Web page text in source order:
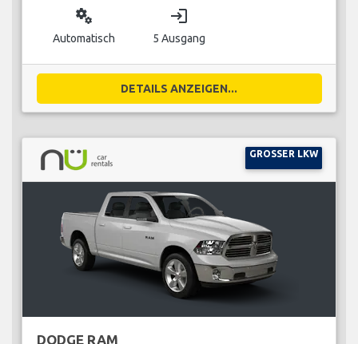
miscellaneous_services
Automatisch
login
5 Ausgang
DETAILS ANZEIGEN...
GROSSER LKW
DODGE RAM